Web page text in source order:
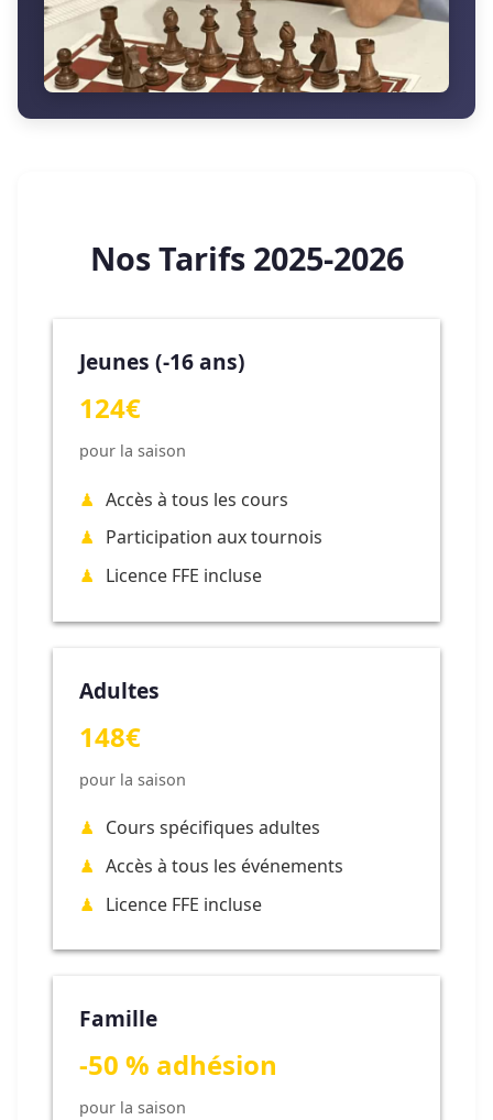
Nos Tarifs 2025-2026
Jeunes (-16 ans)
124€
pour la saison
Accès à tous les cours
Participation aux tournois
Licence FFE incluse
Adultes
148€
pour la saison
Cours spécifiques adultes
Accès à tous les événements
Licence FFE incluse
Famille
-50 % adhésion
pour la saison